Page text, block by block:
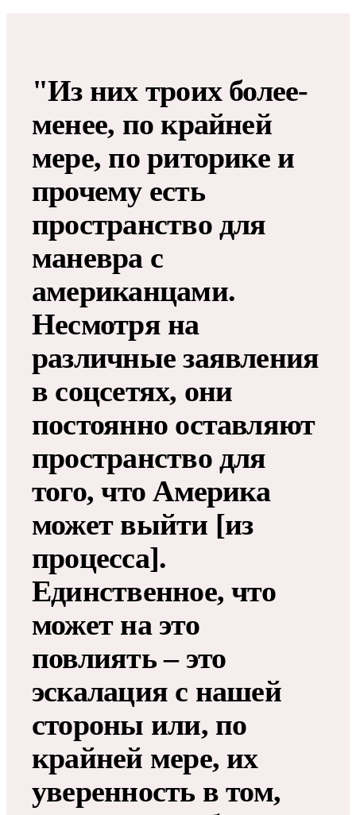
"Из них троих более-
менее, по крайней
мере, по риторике и
прочему есть
пространство для
маневра с
американцами.
Несмотря на
различные заявления
в соцсетях, они
постоянно оставляют
пространство для
того, что Америка
может выйти [из
процесса].
Единственное, что
может на это
повлиять – это
эскалация с нашей
стороны или, по
крайней мере, их
уверенность в том,